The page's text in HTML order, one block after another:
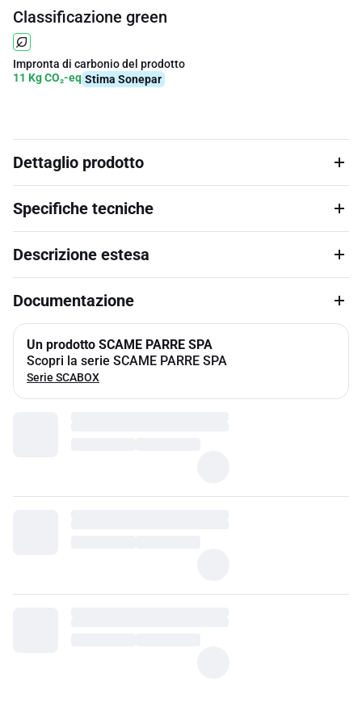
Classificazione green
Impronta di carbonio del prodotto
11 Kg CO₂-eq Stima Sonepar
Dettaglio prodotto
Specifiche tecniche
Descrizione estesa
Documentazione
Un prodotto SCAME PARRE SPA
Scopri la serie SCAME PARRE SPA
Serie SCABOX